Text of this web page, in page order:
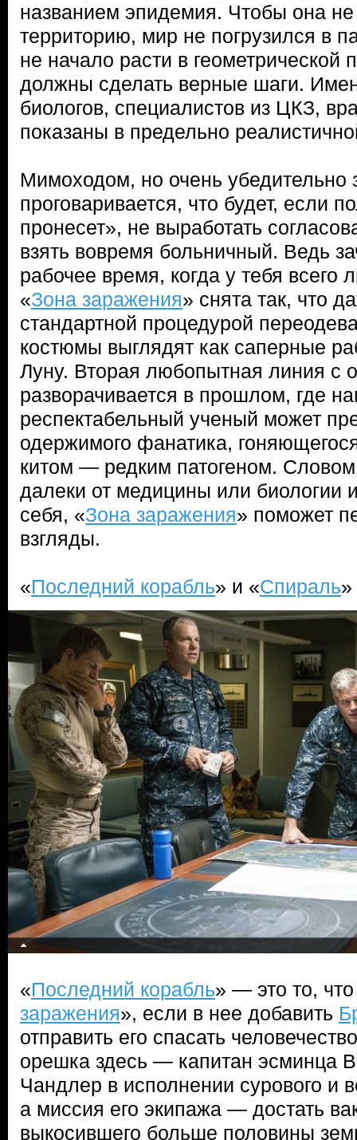
названием эпидемия. Чтобы она
территорию, мир не погрузился в
не начало расти в геометрической
должны сделать верные шаги.
биологов, специалистов из ЦКЗ,
показаны в предельно
Мимоходом, но очень убедительно
проговаривается, что будет, если
пронесет», не выработать
взять вовремя больничный. Ведь
рабочее время, когда у тебя
«Зона заражения» снята так, что
стандартной процедурой
костюмы выглядят как саперные
Луну. Вторая любопытная линия с
разворачивается в прошлом, где
респектабельный ученый может
одержимого фанатика,
китом — редким патогеном.
далеки от медицины или биологии
себя, «Зона заражения» поможет
взгляды.
«Последний корабль» и «Спираль»
«Последний корабль» — это то,
заражения», если в нее добавить
отправить его спасать
орешка здесь — капитан
Чандлер в исполнении сурового и
а миссия его экипажа — достать
выкосившего больше половины